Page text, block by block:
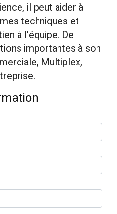
il peut aider à
techniques et
à l’équipe. De
importantes à son
Multiplex,